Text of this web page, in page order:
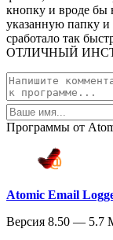
кнопку и вроде бы
указанную папку
сработало так
ОТЛИЧНЫЙ
Программы от
Atomic Email
Версия 8.50 — 5.7